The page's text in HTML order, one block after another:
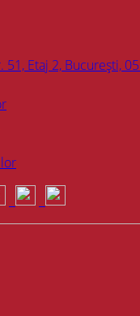
51, Etaj 2, București,